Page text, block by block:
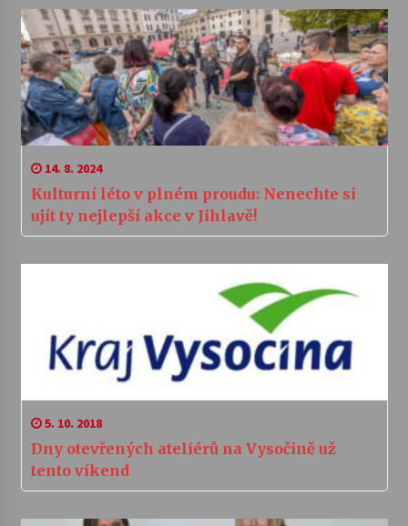
14. 8. 2024
Kulturní léto v plném proudu: Nenechte si
ujít ty nejlepší akce v Jihlavě!
5. 10. 2018
Dny otevřených ateliérů na Vysočině už
tento víkend